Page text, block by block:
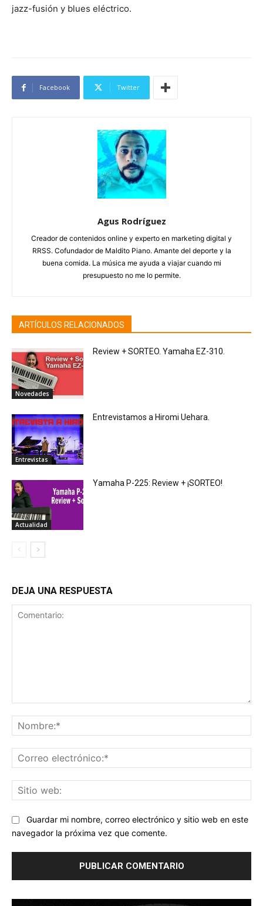
jazz-fusión y blues eléctrico.
Facebook Twitter
Agus Rodríguez
Creador de contenidos online y experto en marketing digital y
RRSS. Cofundador de Maldito Piano. Amante del deporte y la
buena comida. La música me ayuda a viajar cuando mi
presupuesto no me lo permite.
ARTÍCULOS RELACIONADOS
Novedades
Review + SORTEO. Yamaha EZ-310.
Entrevistas
Entrevistamos a Hiromi Uehara.
Actualidad
Yamaha P-225: Review + ¡SORTEO!
DEJA UNA RESPUESTA
Guardar mi nombre, correo electrónico y sitio web en este
navegador la próxima vez que comente.